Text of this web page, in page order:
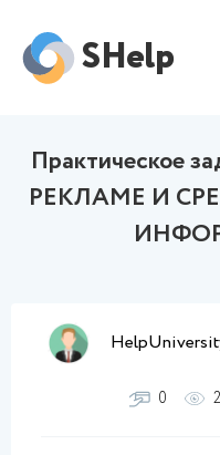
SHelp
Практическое
РЕКЛАМЕ И
0